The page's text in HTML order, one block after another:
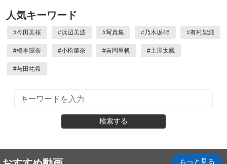
人気キーワード
#今田美桜 #浜辺美波 #写真集 #乃木坂46 #有村架純
#橋本環奈 #小松菜奈 #吉岡里帆 #土屋太鳳
#与田祐希
検索する
もっと見る